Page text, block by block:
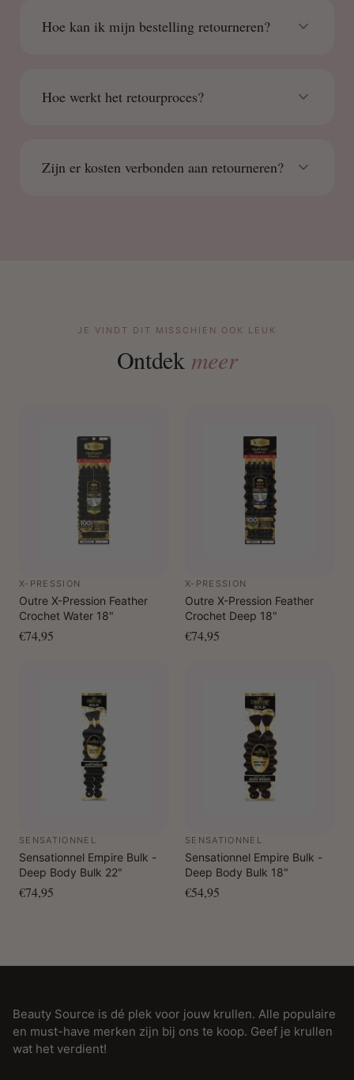
Hoe kan ik mijn bestelling retourneren?
Hoe werkt het retourproces?
Zijn er kosten verbonden aan retourneren?
JE VINDT DIT MISSCHIEN OOK LEUK
Ontdek meer
X-PRESSION
Outre X-Pression Feather
Crochet Water 18"
€74,95
X-PRESSION
Outre X-Pression Feather
Crochet Deep 18"
€74,95
SENSATIONNEL
Sensationnel Empire Bulk -
Deep Body Bulk 22"
€74,95
SENSATIONNEL
Sensationnel Empire Bulk -
Deep Body Bulk 18"
€54,95
Beauty Source is dé plek voor jouw krullen. Alle populaire
en must-have merken zijn bij ons te koop. Geef je krullen
wat het verdient!